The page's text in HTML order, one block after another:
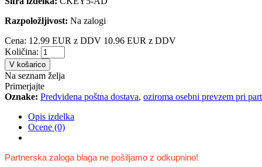
Razpoložljivost: Na zalogi
Cena: 12.99 EUR z DDV 10.96 EUR z DDV
Količina:
V košarico
Na seznam želja
Primerjajte
Oznake: Predvidena poštna dostava, oziroma osebni prevzem pri
Opis izdelka
Ocene (0)
Partnerska zaloga blaga ne pošiljamo z odkupnino!